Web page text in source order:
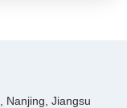
Nanjing, Jiangsu